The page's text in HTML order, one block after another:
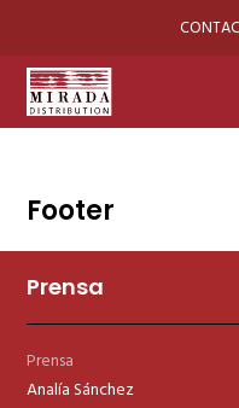
Footer
Prensa
Prensa
Analía Sánchez